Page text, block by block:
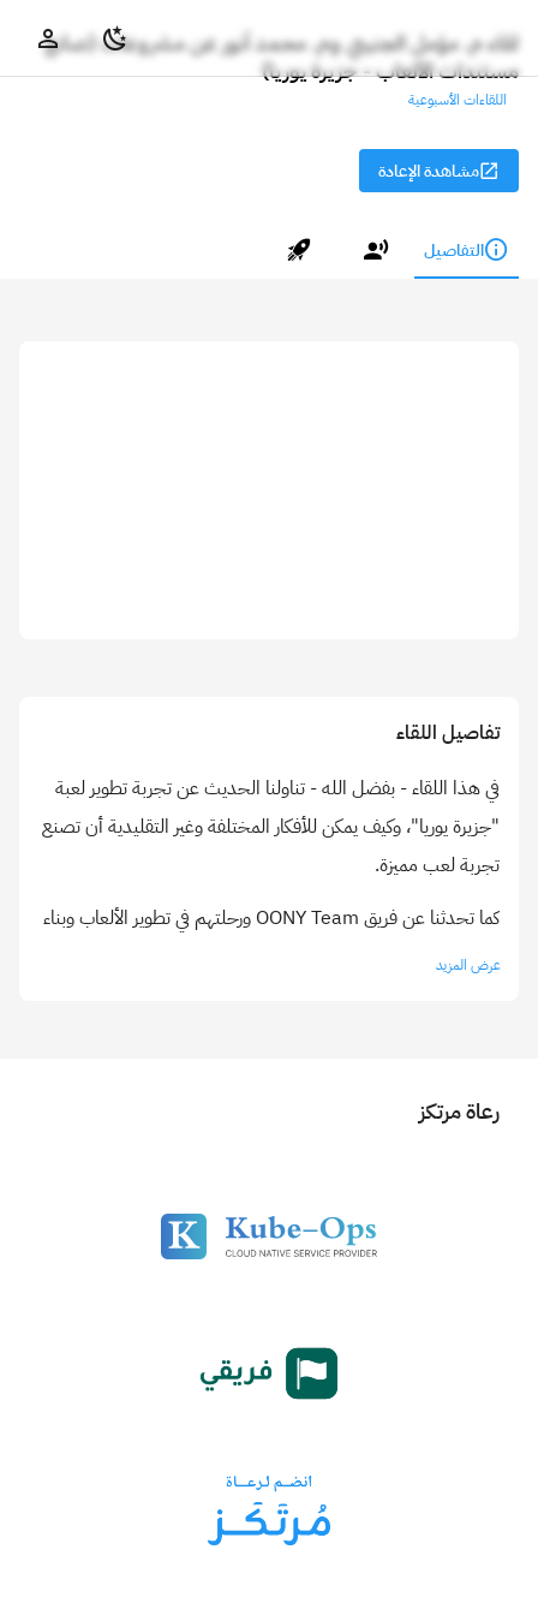
لقاء م. مؤمل الجنيبي وم. محمد أنور عن مشروعات (صانع
مستندات الألعاب - جزيرة يوريا)
اللقاءات الأسبوعية
مشاهدة الإعادة
التفاصيل
تفاصيل اللقاء
في هذا اللقاء - بفضل الله - تناولنا الحديث عن تجربة تطوير لعبة
"جزيرة يوريا"، وكيف يمكن للأفكار المختلفة وغير التقليدية أن تصنع
تجربة لعب مميزة.
كما تحدثنا عن فريق OONY Team ورحلتهم في تطوير الألعاب وبناء
المشاريع التقنية العربية، بداية من تأسيس الفريق كأربعة إخوة،
صناعة الألعاب الحديثة.
للمشاريع العربية أن تصل للعالم مع الحفاظ على هويتها وثقافتها -
عرض المزيد
رعاة مرتكز